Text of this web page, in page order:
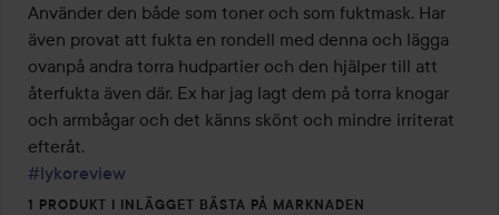
Använder den både som toner och som fuktmask. Har
även provat att fukta en rondell med denna och lägga
ovanpå andra torra hudpartier och den hjälper till att
återfukta även där. Ex har jag lagt dem på torra knogar
och armbågar och det känns skönt och mindre irriterat
#lykoreview
1 PRODUKT I INLÄGGET BÄSTA PÅ MARKNADEN